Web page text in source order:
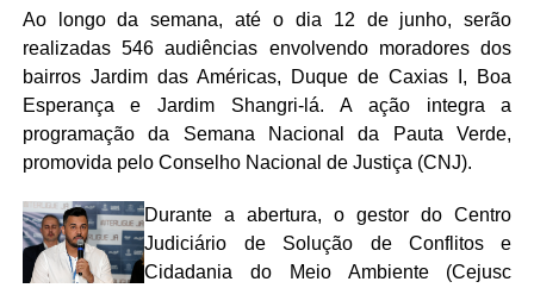
Ao longo da semana, até o dia 12 de junho, serão
realizadas 546 audiências envolvendo moradores dos
bairros Jardim das Américas, Duque de Caxias I, Boa
Esperança e Jardim Shangri-lá. A ação integra a
programação da Semana Nacional da Pauta Verde,
promovida pelo Conselho Nacional de Justiça (CNJ).
Durante a abertura, o gestor do Centro
Judiciário de Solução de Conflitos e
Cidadania do Meio Ambiente (Cejusc